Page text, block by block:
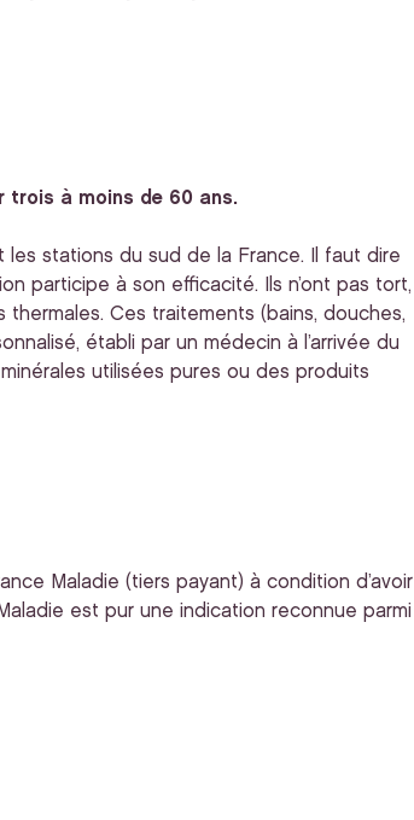
trois à moins de 60 ans.
stations du sud de la France. Il faut dire
participe à son efficacité. Ils n’ont pas tort,
Ces traitements (bains, douches,
établi par un médecin à l’arrivée du
utilisées pures ou des produits
Maladie (tiers payant) à condition d’avoir
est pur une indication reconnue parmi